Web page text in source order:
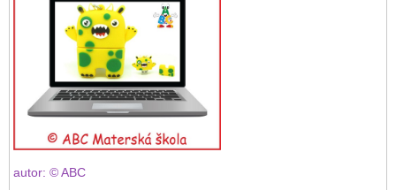
autor: © ABC